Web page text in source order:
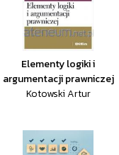
Elementy logiki i
argumentacji prawniczej
Kotowski Artur